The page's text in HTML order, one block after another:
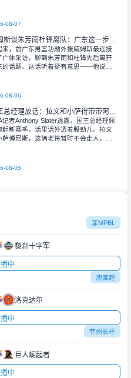
08-07
威姆斯谈朱芳雨杜锋离队：广东这一步非走不可，可他们早晚会回来
来，前广东男篮功勋外援威姆斯最近接
广体采访，聊到朱芳雨和杜锋先后离开
的话题。这话听着挺有意思——他说：
08-06
国王总经理放话：拉文和小萨得带带阿卡夫，摆烂？不存在的，赢球比上赛季多就行
记者Anthony Slater透露，国王总经理佩
起新赛季，话里话外透着股劲儿。拉文
萨博尼斯，这俩老将暂时不会走人，选
08-05
菲MPBL
黎刹十字军
中
澳威超
洛克达尔
中
菲州长杯
巨人崛起者
中